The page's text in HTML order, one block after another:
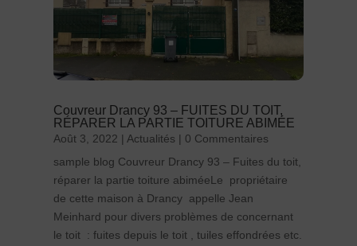
Couvreur Drancy 93 – FUITES DU TOIT,
RÉPARER LA PARTIE TOITURE ABIMÉE
Août 3, 2022 |Actualités | 0 Commentaires
sample blog Couvreur Drancy 93 – Fuites du toit,
réparer la partie toiture abiméeLe propriétaire
de cette maison à Drancy appelle Jean
Meinhard pour divers problèmes de concernant
le toit : fuites depuis le toit , tuiles effondrées etc.